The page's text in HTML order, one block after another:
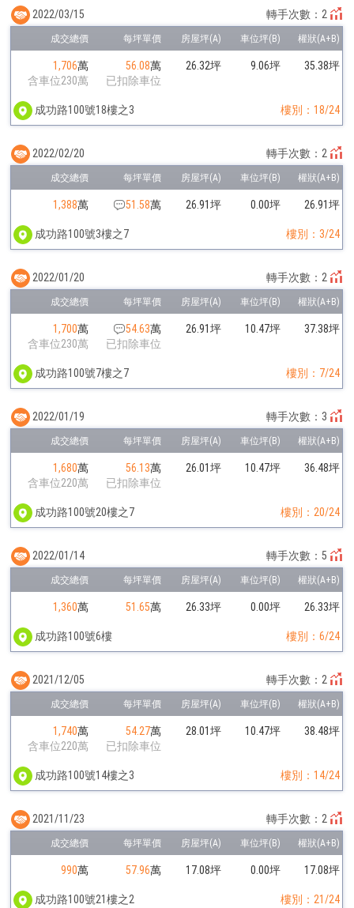
1,706萬
含車位230萬
56.08萬
已扣除車位
26.32坪 9.06坪 35.38坪
成功路100號18樓之3 樓別：18/24
2022/03/15 轉手次數：2
1,388萬 51.58萬 26.91坪 0.00坪 26.91坪
成功路100號3樓之7 樓別：3/24
2022/02/20 轉手次數：2
1,700萬
含車位230萬
54.63萬
已扣除車位
26.91坪 10.47坪 37.38坪
成功路100號7樓之7 樓別：7/24
2022/01/20 轉手次數：2
1,680萬
含車位220萬
56.13萬
已扣除車位
26.01坪 10.47坪 36.48坪
成功路100號20樓之7 樓別：20/24
2022/01/19 轉手次數：3
1,360萬 51.65萬 26.33坪 0.00坪 26.33坪
成功路100號6樓 樓別：6/24
2022/01/14 轉手次數：5
1,740萬
含車位220萬
54.27萬
已扣除車位
28.01坪 10.47坪 38.48坪
成功路100號14樓之3 樓別：14/24
2021/12/05 轉手次數：2
990萬 57.96萬 17.08坪 0.00坪 17.08坪
成功路100號21樓之2 樓別：21/24
2021/11/23 轉手次數：2